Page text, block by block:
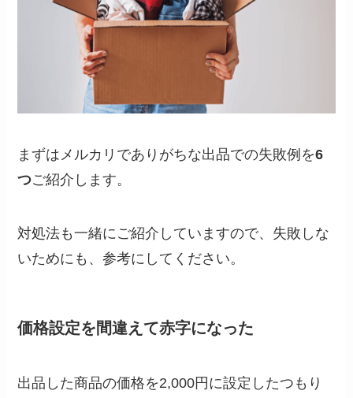
まずはメルカリでありがちな出品での失敗例を6
つご紹介します。
対処法も一緒にご紹介していますので、失敗しな
いためにも、参考にしてください。
価格設定を間違えて赤字になった
出品した商品の価格を2,000円に設定したつもり